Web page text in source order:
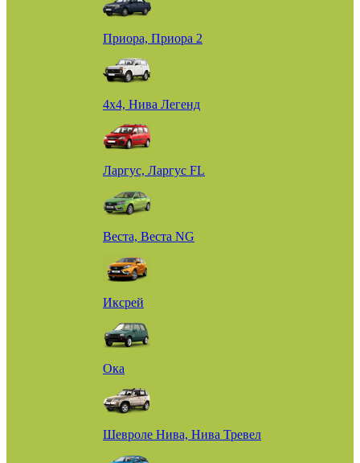
Приора, Приора 2
4х4, Нива Легенд
Ларгус, Ларгус FL
Веста, Веста NG
Иксрей
Ока
Шевроле Нива, Нива Тревел